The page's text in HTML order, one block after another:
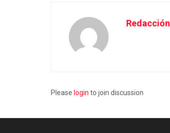
Redacción
Please login to join discussion